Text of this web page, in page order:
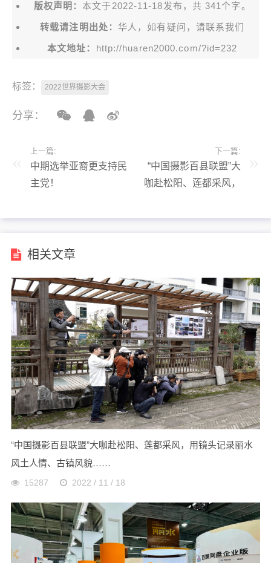
版权声明： 本文于2022-11-18发布，共 341个字。
转载请注明出处： 华人，如有疑问，请联系我们
本文地址： http://huaren2000.com/?id=232
标签： 2022世界摄影大会
分享：
上一篇:
中期选举亚裔更支持民
主党！
下一篇:
“中国摄影百县联盟”大
咖赴松阳、莲都采风，
情、古镇风貌……
相关文章
“中国摄影百县联盟”大咖赴松阳、莲都采风，用镜头记录丽水
风土人情、古镇风貌……
15287 2022 / 11 / 18